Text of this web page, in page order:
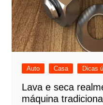
Auto Casa Dicas
Lava e seca
máquina